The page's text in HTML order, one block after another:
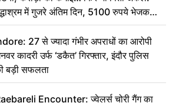
में गुजरे अंतिम दिन, 5100 रुपये भेजकर
अंतिम संस्कार कर दीजिए हम नहीं आ पाएंगे
27 से ज्यादा गंभीर अपराधों का आरोपी
कादरी उर्फ ‘डकैत’ गिरफ्तार, इंदौर पुलिस
बड़ी सफलता
Encounter: ज्वेलर्स चोरी गैंग का